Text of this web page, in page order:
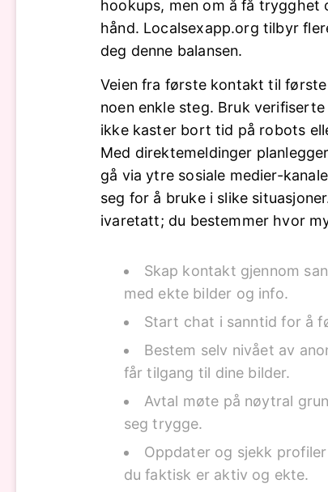
hookups, men om å få trygghet
hånd. Localsexapp.org tilbyr
deg denne balansen.
Veien fra første kontakt til
noen enkle steg. Bruk
ikke kaster bort tid på robots
Med direktemeldinger
gå via ytre sosiale medier-
seg for å bruke i slike
ivaretatt; du bestemmer hvor
Skap kontakt gjennom
med ekte bilder og info.
Start chat i sanntid for å
Bestem selv nivået av
får tilgang til dine bilder.
Avtal møte på nøytral
seg trygge.
Oppdater og sjekk
du faktisk er aktiv og ekte.